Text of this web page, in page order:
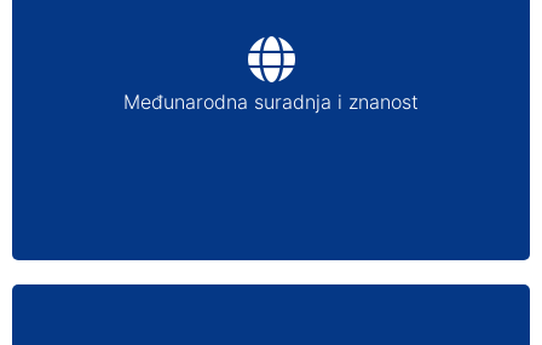
Međunarodna suradnja i znanost
MEĐUNARODNA SURADNJA
ANNALES COLLEGIUM
ZNANOST